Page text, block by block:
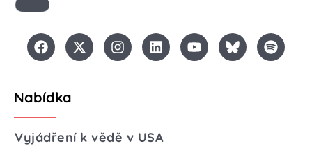
Nabídka
Vyjádření k vědě v USA